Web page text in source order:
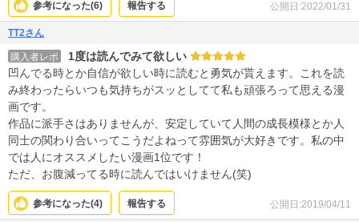
公開日:2022/01/31
参考になった(6) 報告する
TT2さん
購入者レポ
1度は読んでみて欲しい
凹んでる時とか自信が欲しい時に読むと勇気が貰えます。これを読
み終わったらいつも気持ちがスッとしてて私も頑張ろって思える漫
画です。
作品に派手さはありませんが、安定していて人間の成長模様とか人
同士の関わり合いってこうだよねって雰囲気が大好きです。私の中
では人にオススメしたい漫画1位です！
ただ、お腹減ってる時に読んではいけません(笑)
公開日:2019/04/11
参考になった(4) 報告する